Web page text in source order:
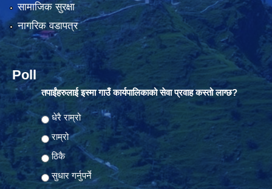
सामाजिक सुरक्षा
नागरिक वडापत्र
Poll
तपाईंहरुलाई इस्मा गाउँ कार्यपालिकाको सेवा प्रवाह कस्तो लाग्छ?
Choices
धेरै राम्रो
राम्रो
ठिकै
सुधार गर्नुपर्ने